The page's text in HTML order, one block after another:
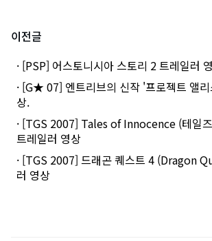
이전글
· [PSP] 어스토니시아 스토리 2 트레일러
· [G★ 07] 엔트리브의 신작 '프로젝트 앨
상.
· [TGS 2007] Tales of Innocence (테일
트레일러 영상
· [TGS 2007] 드래곤 퀘스트 4 (Dragon
러 영상